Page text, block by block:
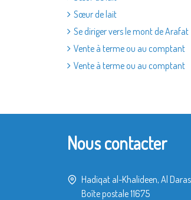
Sœur de lait
Se diriger vers le mont de Arafat
Vente à terme ou au comptant
Vente à terme ou au comptant
Nous contacter
Hadiqat al-Khalideen, Al
Boîte postale 11675